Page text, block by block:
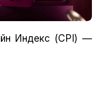
Индекс (CPI) —